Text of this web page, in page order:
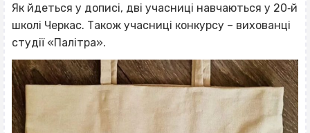
Як йдеться у дописі, дві учасниці навчаються у 20‐й
школі Черкас. Також учасниці конкурсу – вихованці
студії «Палітра».